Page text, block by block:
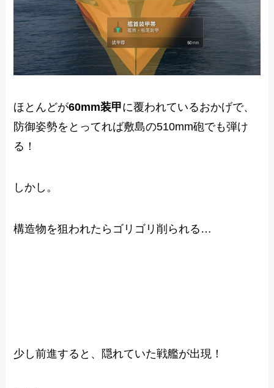
ほとんどが60mm装甲に覆われているおかげで、
防御姿勢をとってれば敷島の510mm砲でも弾け
る！
しかし。
構造物を狙われたらゴリゴリ削られる…
少し前進すると、隠れていた戦艦が出現！